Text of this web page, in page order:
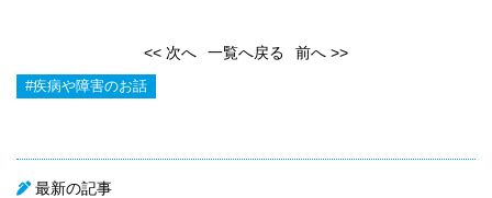
<< 次へ 一覧へ戻る 前へ >>
#疾病や障害のお話
最新の記事